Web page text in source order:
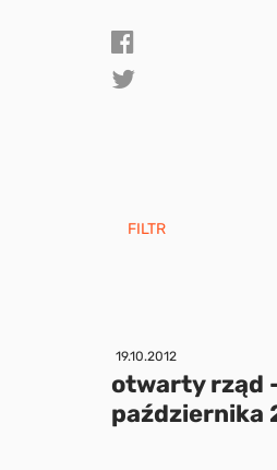
FILTR
19.10.2012
otwarty rząd
października